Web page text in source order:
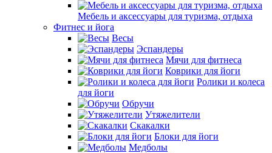
Мебель и аксессуары для туризма, отдыха
Фитнес и йога
Весы
Эспандеры
Мячи для фитнеса
Коврики для йоги
Ролики и колеса
для йоги
Обручи
Утяжелители
Скакалки
Блоки для йоги
Медболы